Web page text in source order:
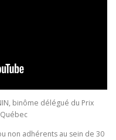
binôme délégué du Prix
non adhérents au sein de 30